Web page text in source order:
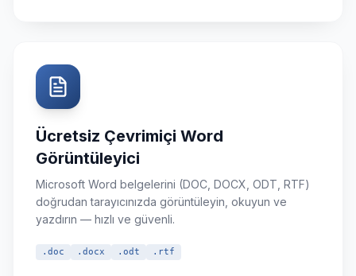
Ücretsiz Çevrimiçi Word
Görüntüleyici
Microsoft Word belgelerini (DOC, DOCX, ODT, RTF)
doğrudan tarayıcınızda görüntüleyin, okuyun ve
yazdırın — hızlı ve güvenli.
.doc .docx .odt .rtf